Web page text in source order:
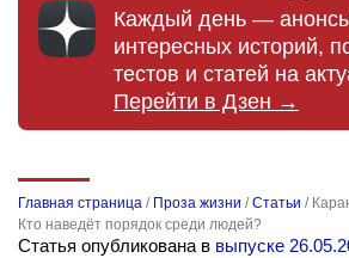
Каждый день —
интересных историй,
тестов и статей на
Перейти в Дзен →
Главная страница / Проза жизни /Статьи /
Кто наведёт порядок среди людей?
Статья опубликована в выпуске